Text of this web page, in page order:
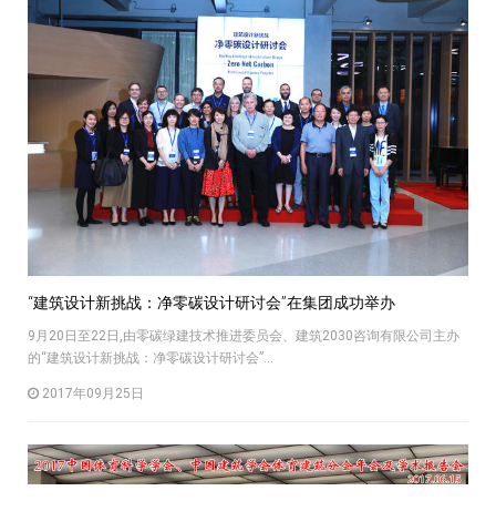
“建筑设计新挑战：净零碳设计研讨会”在集团成功举办
9月20日至22日,由零碳绿建技术推进委员会、建筑2030咨询有限公司主办
的“建筑设计新挑战：净零碳设计研讨会”...
2017年09月25日